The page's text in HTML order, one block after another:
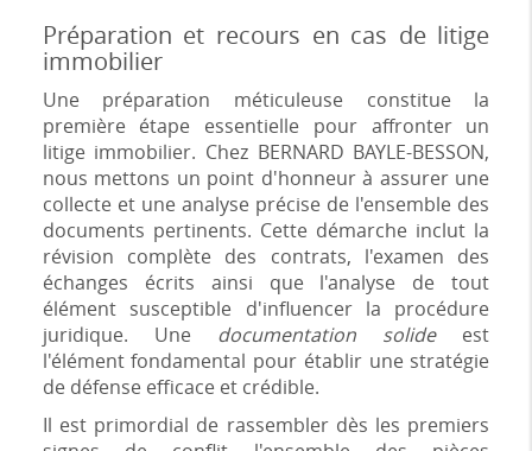
Préparation et recours en cas de litige
immobilier
Une préparation méticuleuse constitue la
première étape essentielle pour affronter un
litige immobilier. Chez BERNARD BAYLE-BESSON,
nous mettons un point d'honneur à assurer une
collecte et une analyse précise de l'ensemble des
documents pertinents. Cette démarche inclut la
révision complète des contrats, l'examen des
échanges écrits ainsi que l'analyse de tout
élément susceptible d'influencer la procédure
juridique. Une documentation solideest
l'élément fondamental pour établir une stratégie
de défense efficace et crédible.
Il est primordial de rassembler dès les premiers